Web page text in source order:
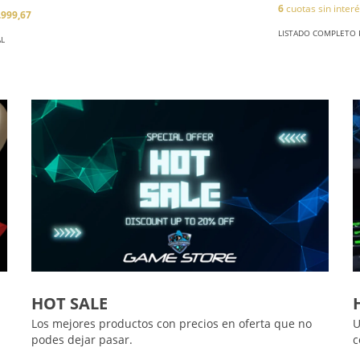
6cuotas sin
LISTADO COMPLETO
HOT SALE
Los mejores productos con precios en oferta que no
podes dejar pasar.